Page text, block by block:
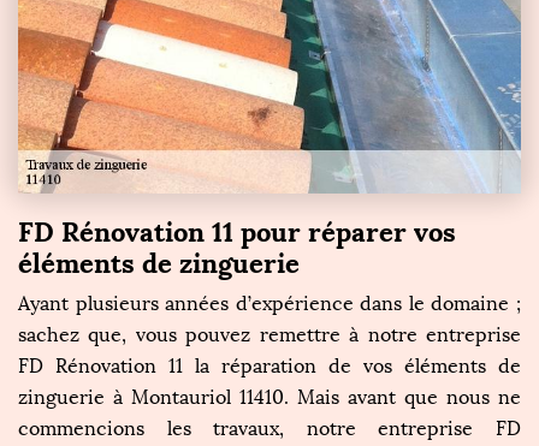
FD Rénovation 11 pour réparer vos
éléments de zinguerie
Ayant plusieurs années d’expérience dans le domaine ;
sachez que, vous pouvez remettre à notre entreprise
FD Rénovation 11 la réparation de vos éléments de
zinguerie à Montauriol 11410. Mais avant que nous ne
commencions les travaux, notre entreprise FD